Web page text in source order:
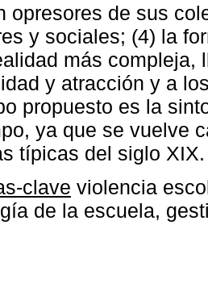
opresores de sus
y sociales; (4) la
más compleja,
y atracción y a
propuesto es la
ya que se vuelve
típicas del siglo XIX.
clave violencia
de la escuela,